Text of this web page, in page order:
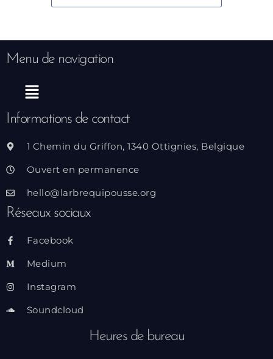
Menu de navigation
Menu
Informations de contact
1 Chemin du Griffon, 1340 Ottignies, Belgique
Ouvert en permanence
hello@larbrequipousse.org
Réseaux sociaux
Facebook
Medium
Instagram
Soundcloud
Heures de bureau